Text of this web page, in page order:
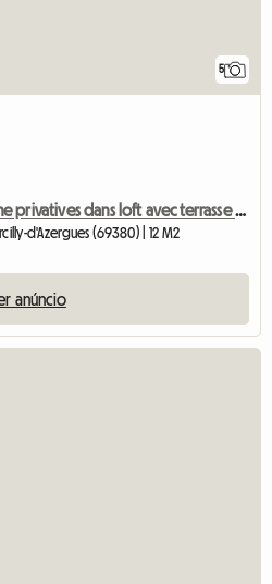
5
Chambre et douche privatives dans loft avec terrasse 40 m2
d'Azergues (69380) | 12 M2
anúncio